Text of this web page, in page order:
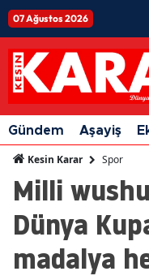
07 Ağustos 2026
Gündem Aşayiş
Kesin Karar Spor
Milli
Dünya
madalya